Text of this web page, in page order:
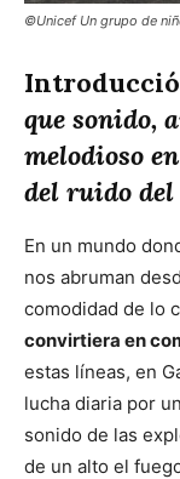
©Unicef Un grupo de
que sonido,
melodioso
del ruido
En un mundo
nos abruman
comodidad de lo
convirtiera en
estas líneas, en
lucha diaria por
sonido de las
de un alto el